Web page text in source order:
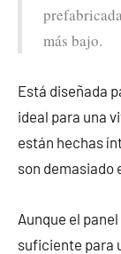
más bajo.
Está diseñada
ideal para una
están hechas
son
Aunque el
suficiente para